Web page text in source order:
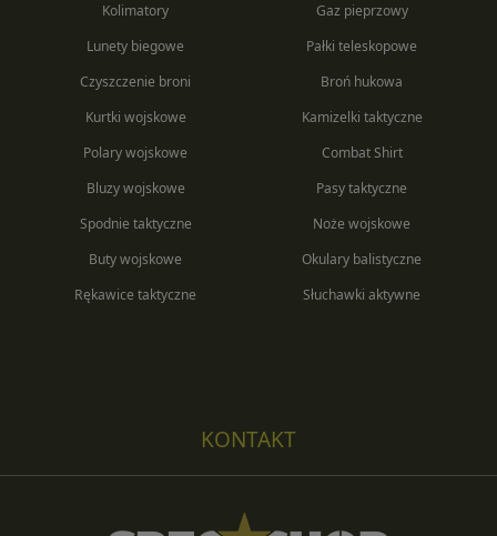
Kolimatory
Lunety biegowe
Czyszczenie broni
Gaz pieprzowy
Pałki teleskopowe
Broń hukowa
Kurtki wojskowe
Polary wojskowe
Bluzy wojskowe
Kamizelki taktyczne
Combat Shirt
Pasy taktyczne
Spodnie taktyczne
Buty wojskowe
Rękawice taktyczne
Noże wojskowe
Okulary balistyczne
Słuchawki aktywne
KONTAKT